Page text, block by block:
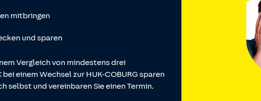
mitbringen
und sparen
Vergleich von mindestens drei
einem Wechsel zur HUK-COBURG sparen
selbst und vereinbaren Sie einen Termin.